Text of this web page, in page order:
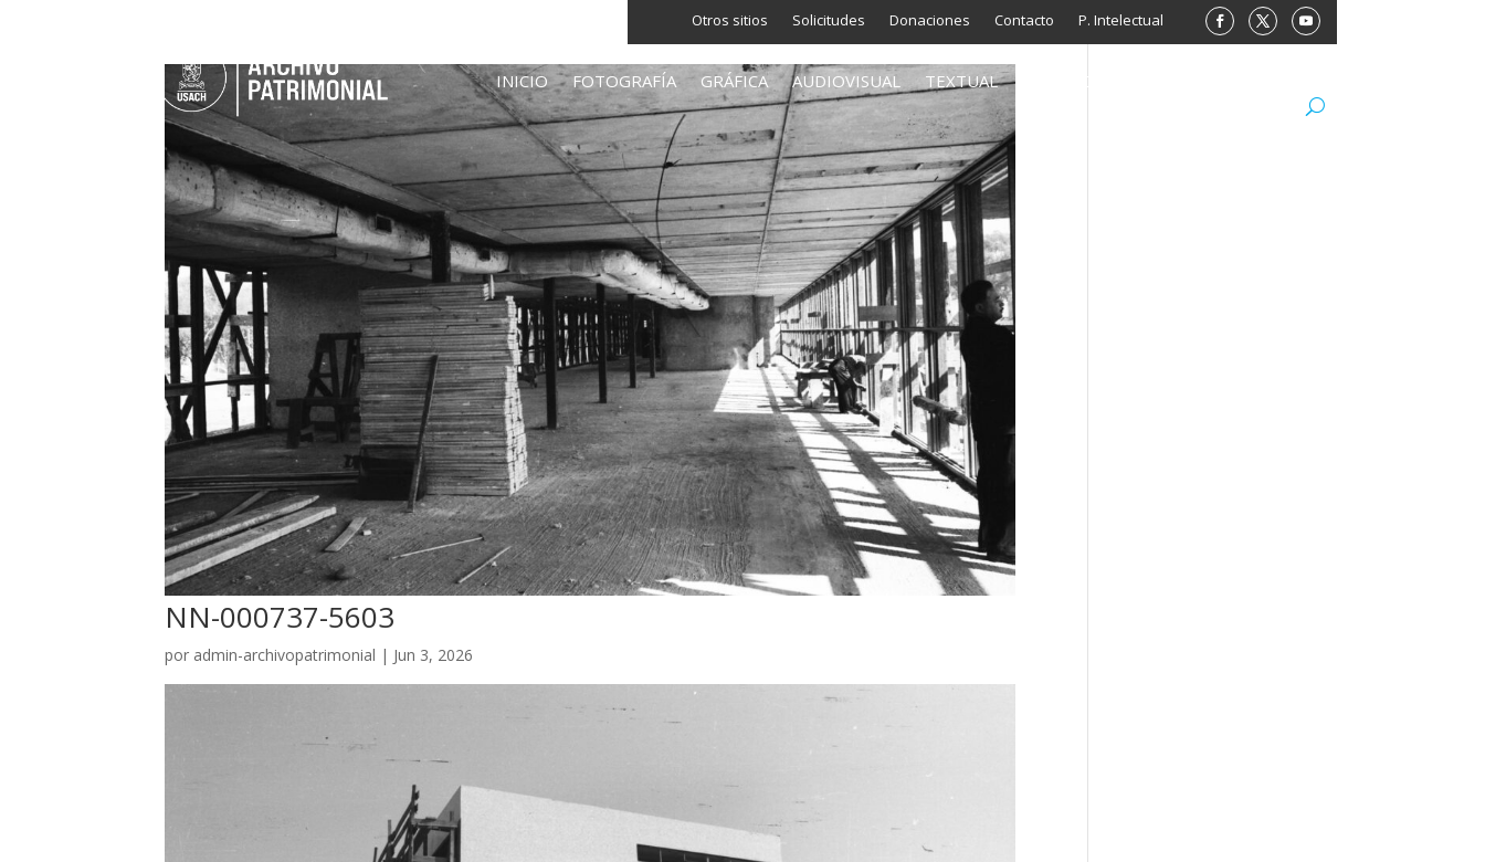
Otros sitios Solicitudes Donaciones Contacto P. Intelectual
INICIO FOTOGRAFÍA GRÁFICA AUDIOVISUAL TEXTUAL ARCHIVO
NN-000737-5603
por admin-archivopatrimonial | Jun 3, 2026